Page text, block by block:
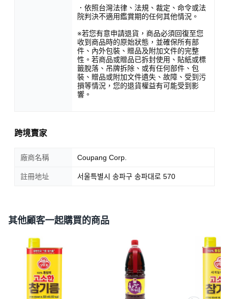
．依照台灣法律、法規、裁定、命令或法
院判決不適用鑑賞期的任何其他情況。
※若您有意申請退貨，商品必須回復至您
收到商品時的原始狀態，並確保所有部
件、內外包裝、贈品及附加文件的完整
性。若商品或贈品已拆封使用、貼紙或標
籤脫落、吊牌拆除、或有任何部件、包
裝、贈品或附加文件遺失、故障、受到污
損等情況，您的退貨權益有可能受到影
響。
跨境賣家
廠商名稱 Coupang Corp.
註冊地址 서울특별시 송파구 송파대로 570
其他顧客一起購買的商品